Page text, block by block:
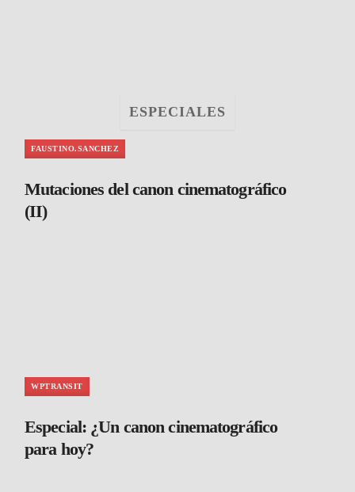
ESPECIALES
FAUSTINO.SANCHEZ
Mutaciones del canon cinematográfico
(II)
WPTRANSIT
Especial: ¿Un canon cinematográfico
para hoy?